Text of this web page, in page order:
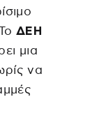
ΔΕΗ
μια
να